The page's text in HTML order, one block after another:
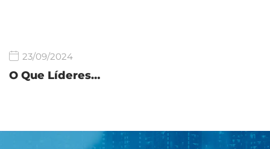
23/09/2024
O Que Líderes…